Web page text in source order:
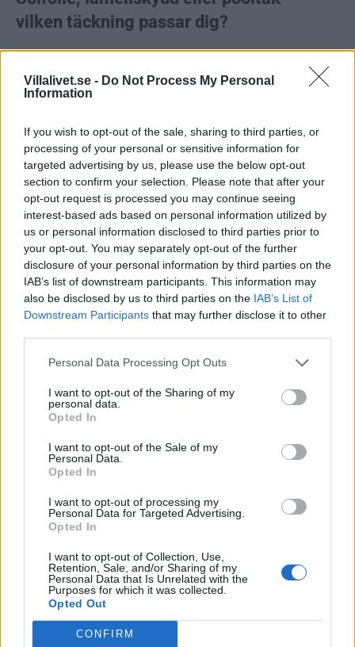
Villalivet.se - Do Not Process My Personal
Information
If you wish to opt-out of the sale, sharing to third parties, or
processing of your personal or sensitive information for
targeted advertising by us, please use the below opt-out
section to confirm your selection. Please note that after your
opt-out request is processed you may continue seeing
interest-based ads based on personal information utilized by
us or personal information disclosed to third parties prior to
your opt-out. You may separately opt-out of the further
disclosure of your personal information by third parties on the
IAB’s list of downstream participants. This information may
also be disclosed by us to third parties on the IAB’s List of
Downstream Participants that may further disclose it to other
Personal Data Processing Opt Outs
I want to opt-out of the Sharing of my
personal data.
Opted In
I want to opt-out of the Sale of my
Personal Data.
Opted In
I want to opt-out of processing my
Personal Data for Targeted Advertising.
Opted In
I want to opt-out of Collection, Use,
Retention, Sale, and/or Sharing of my
Personal Data that Is Unrelated with the
Purposes for which it was collected.
Opted Out
CONFIRM
vilken täckning passar dig?
Billig lösning
Lågt vikt – enkelt att hantera
Inte ett säkerhetsöverdrag, kräver staket
Lamellskydd
Stilren lösning
Kan fås med automatisk utrullning
Utmärkt värmeisolering
Kan klassas som säkerhetsöverdrag
Högre kostnad
Barnsäker lösning
God värmeisolering
Skyddar mot smuts och löv
Något högre kostnad
Energieffektiv poolpump – spara
el och få en tystare pool